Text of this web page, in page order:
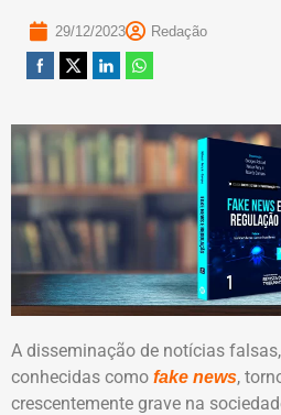
29/12/2023 Redação
A disseminação de notícias
conhecidas como fake news,
crescentemente grave na